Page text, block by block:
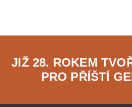
JIŽ 28. ROKEM
PRO PŘÍŠTÍ